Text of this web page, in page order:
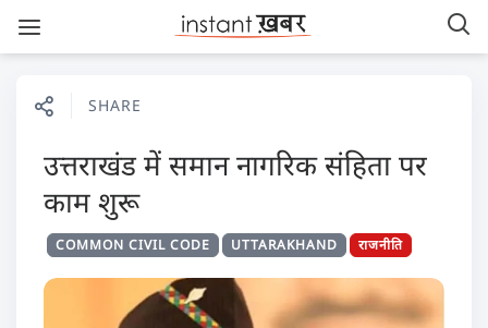
SHARE
उत्तराखंड में समान नागरिक संहिता पर
काम शुरू
COMMON CIVIL CODE UTTARAKHAND राजनीति